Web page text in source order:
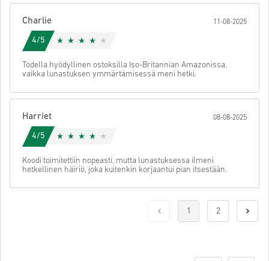
Charlie 11-08-2025
4/5
Todella hyödyllinen ostoksilla Iso-Britannian Amazonissa,
vaikka lunastuksen ymmärtämisessä meni hetki.
Harriet 08-08-2025
4/5
Koodi toimitettiin nopeasti, mutta lunastuksessa ilmeni
hetkellinen häiriö, joka kuitenkin korjaantui pian itsestään.
1 2